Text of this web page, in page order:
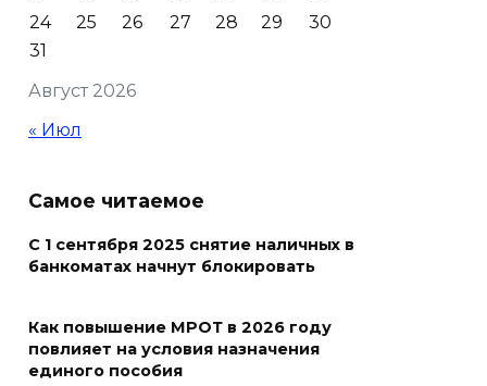
профессиональным
праздником и вручил
кирпичей
весям»
06 августа 2026 18:29
Август 2026
24
25 26 27 28 29
30
31
« Июл
Самое читаемое
С 1 сентября 2025 снятие наличных в
банкоматах начнут блокировать
Как повышение МРОТ в 2026 году
повлияет на условия назначения
единого пособия